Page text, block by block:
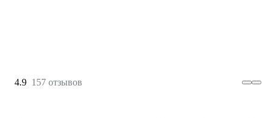
4.9 157 отзывов